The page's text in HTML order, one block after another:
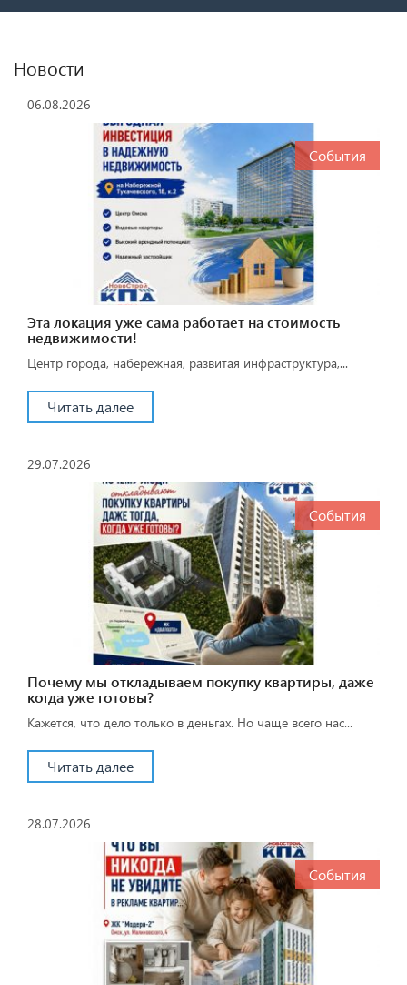
Новости
06.08.2026
События
Эта локация уже сама работает на стоимость
недвижимости!
Центр города, набережная, развитая инфраструктура,...
Читать далее
29.07.2026
События
Почему мы откладываем покупку квартиры, даже
когда уже готовы?
Кажется, что дело только в деньгах. Но чаще всего нас...
Читать далее
28.07.2026
События